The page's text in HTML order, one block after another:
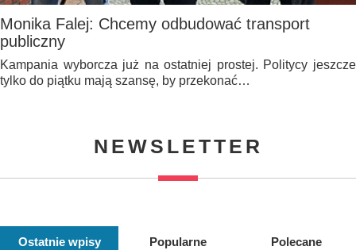
Monika Falej: Chcemy odbudować transport
publiczny
Kampania wyborcza już na ostatniej prostej. Politycy jeszcze
tylko do piątku mają szansę, by przekonać…
NEWSLETTER
Ostatnie wpisy Popularne Polecane